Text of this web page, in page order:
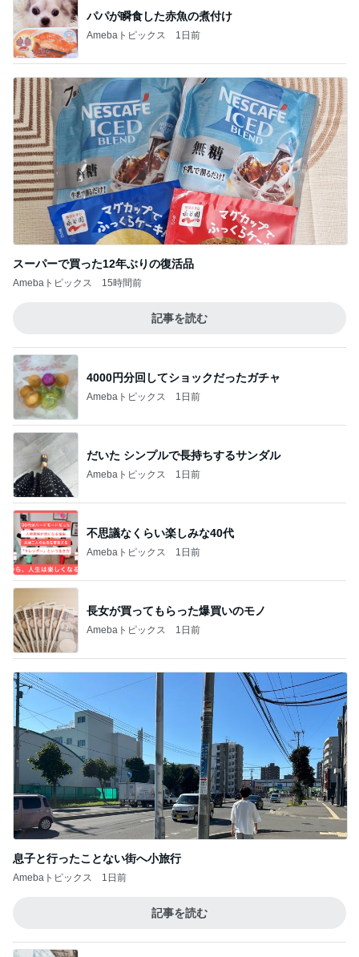
パパが瞬食した赤魚の煮付け
Amebaトピックス 1日前
スーパーで買った12年ぶりの復活品
Amebaトピックス 15時間前
記事を読む
4000円分回してショックだったガチャ
Amebaトピックス 1日前
だいた シンプルで長持ちするサンダル
Amebaトピックス 1日前
不思議なくらい楽しみな40代
Amebaトピックス 1日前
長女が買ってもらった爆買いのモノ
Amebaトピックス 1日前
息子と行ったことない街へ小旅行
Amebaトピックス 1日前
記事を読む